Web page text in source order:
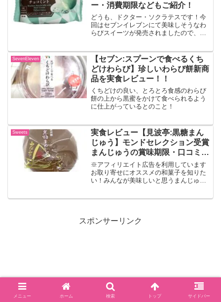
ー・消費期限などもご紹介！
どうも、ドクター・ソクラテスです！今
回はセブンイレブンにて美味しそうなわ
らびスイーツが発売されましたので、レ
りとしたわらび生地で、カリッと食感の
チョコチップがアクセントの...
SevenEleven
【セブン:スプーンで食べるくち
どけわらび】珍しいわらび餅新商
品を実食レビュー！！
くちどけの良い、とろとろ食感のわらび
餅の上から黒蜜をかけて食べられるよう
に仕上がっているとのこと！
Sweets
実食レビュー【見波亭:黒糖まん
じゅう】モンドセレクション受賞
まんじゅうの賞味期限・口コミ・
カロリーもご紹介！
※アフィリエイト広告を利用しています
お取り寄せにオススメの和菓子を知りた
い！みんなが美味しいと思うまんじゅう
スポンサーリンク
メニュー ホーム 検索 トップ サイドバー